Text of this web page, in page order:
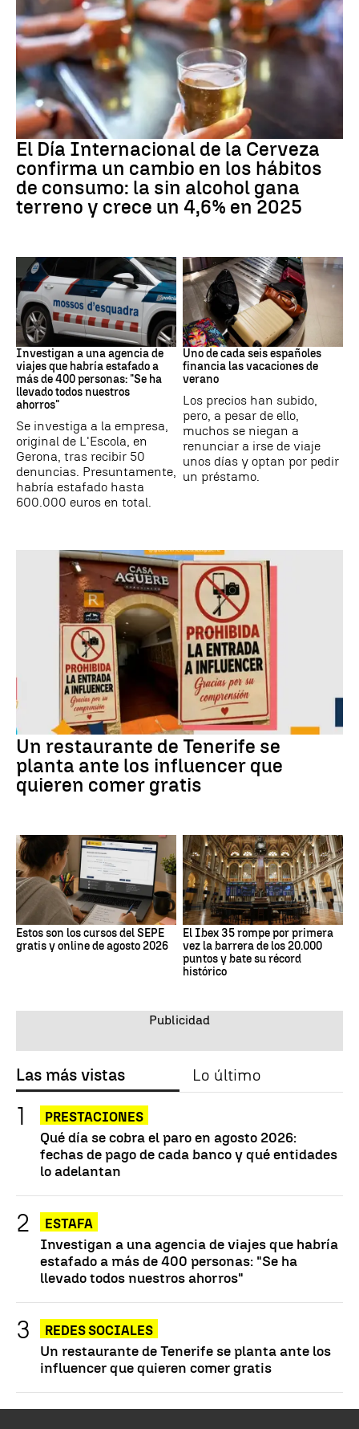
Día Internacional Cerveza
El Día Internacional de la Cerveza
confirma un cambio en los hábitos
de consumo: la sin alcohol gana
terreno y crece un 4,6% en 2025
Estafa
Investigan a una agencia de
viajes que habría estafado a
más de 400 personas: "Se ha
llevado todos nuestros
ahorros"
Se investiga a la empresa,
original de L'Escola, en
Gerona, tras recibir 50
denuncias. Presuntamente,
habría estafado hasta
600.000 euros en total.
Subida precios
Uno de cada seis españoles
financia las vacaciones de
verano
Los precios han subido,
pero, a pesar de ello,
muchos se niegan a
renunciar a irse de viaje
unos días y optan por pedir
un préstamo.
Un restaurante de Tenerife se
planta ante los influencer que
quieren comer gratis
Estos son los cursos del SEPE
gratis y online de agosto 2026
El Ibex 35 rompe por primera
vez la barrera de los 20.000
puntos y bate su récord
histórico
Las más vistas Lo último
PRESTACIONES
Qué día se cobra el paro en agosto 2026:
fechas de pago de cada banco y qué entidades
lo adelantan
ESTAFA
Investigan a una agencia de viajes que habría
estafado a más de 400 personas: "Se ha
llevado todos nuestros ahorros"
REDES SOCIALES
Un restaurante de Tenerife se planta ante los
influencer que quieren comer gratis